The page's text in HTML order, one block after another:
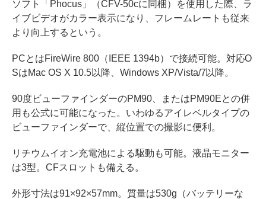
ソフト「Phocus」（CFV-50cに同梱）を使用した際、ラ
イブビデオがカラー表示になり、フレームレートも従来
より向上するという。
PCとはFireWire 800（IEEE 1394b）で接続可能。対応O
SはMac OS X 10.5以降、Windows XP/Vista/7以降。
90度ビューファインダーのPM90、またはPM90Eとの併
用も公式に可能になった。いわゆるアイレベルタイプの
ビューファインダーで、縦位置での撮影に便利。
リチウムイオン充電池による駆動も可能。液晶モニター
は3型。CFスロットも備える。
外形寸法は91×92×57mm。質量は530g（バッテリーな